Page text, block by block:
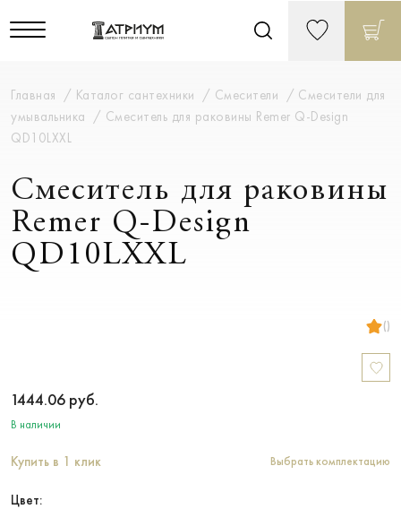
Главная Каталог сантехники Смесители
Смесители для
умывальника
Смеситель для раковины Remer Q-Design
QD10LXXL
Смеситель для раковины
Remer Q-Design
QD10LXXL
()
1444.06 руб.
В наличии
Купить в 1 клик Выбрать комплектацию
Цвет: